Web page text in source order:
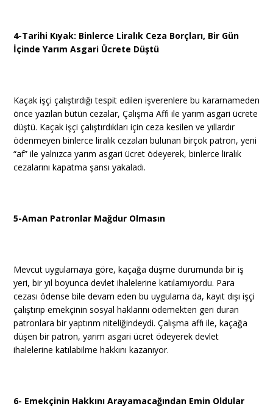
4-Tarihi Kıyak: Binlerce Liralık Ceza Borçları, Bir Gün
İçinde Yarım Asgari Ücrete Düştü
Kaçak işçi çalıştırdığı tespit edilen işverenlere bu kararnameden
önce yazılan bütün cezalar, Çalışma Affı ile yarım asgari ücrete
düştü. Kaçak işçi çalıştırdıkları için ceza kesilen ve yıllardır
ödenmeyen binlerce liralık cezaları bulunan birçok patron, yeni
“af” ile yalnızca yarım asgari ücret ödeyerek, binlerce liralık
cezalarını kapatma şansı yakaladı.
5-Aman Patronlar Mağdur Olmasın
Mevcut uygulamaya göre, kaçağa düşme durumunda bir iş
yeri, bir yıl boyunca devlet ihalelerine katılamıyordu. Para
cezası ödense bile devam eden bu uygulama da, kayıt dışı işçi
çalıştırıp emekçinin sosyal haklarını ödemekten geri duran
patronlara bir yaptırım niteliğindeydi. Çalışma affı ile, kaçağa
düşen bir patron, yarım asgari ücret ödeyerek devlet
ihalelerine katılabilme hakkını kazanıyor.
6- Emekçinin Hakkını Arayamacağından Emin Oldular